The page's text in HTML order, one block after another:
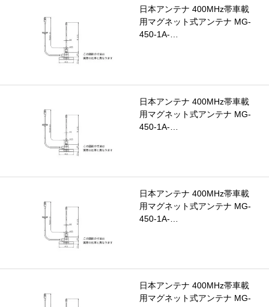
日本アンテナ 400MHz帯車載
用マグネット式アンテナ MG-
450-1A-…
日本アンテナ 400MHz帯車載
用マグネット式アンテナ MG-
450-1A-…
日本アンテナ 400MHz帯車載
用マグネット式アンテナ MG-
450-1A-…
日本アンテナ 400MHz帯車載
用マグネット式アンテナ MG-